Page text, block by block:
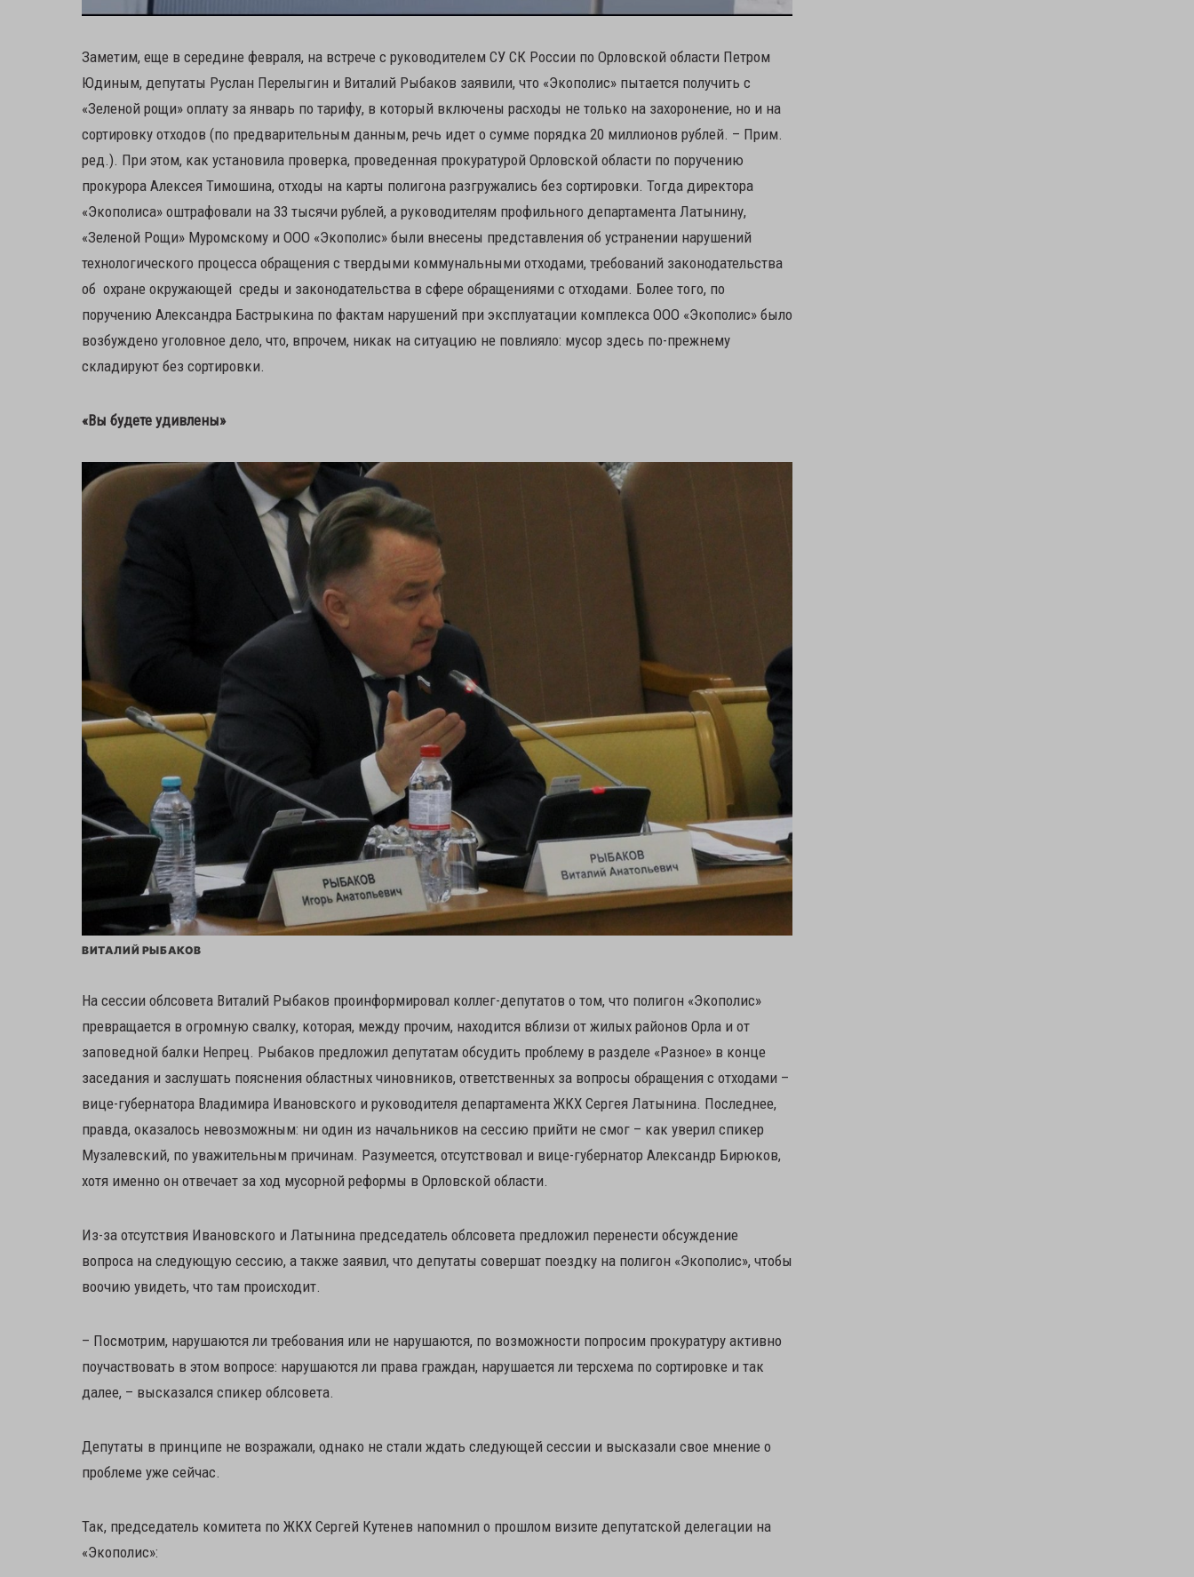
Заметим, еще в середине февраля, на встрече с руководителем СУ СК России по Орловской области Петром
Юдиным, депутаты Руслан Перелыгин и Виталий Рыбаков заявили, что «Экополис» пытается получить с
«Зеленой рощи» оплату за январь по тарифу, в который включены расходы не только на захоронение, но и на
сортировку отходов (по предварительным данным, речь идет о сумме порядка 20 миллионов рублей. – Прим.
ред.). При этом, как установила проверка, проведенная прокуратурой Орловской области по поручению
прокурора Алексея Тимошина, отходы на карты полигона разгружались без сортировки. Тогда директора
«Экополиса» оштрафовали на 33 тысячи рублей, а руководителям профильного департамента Латынину,
«Зеленой Рощи» Муромскому и ООО «Экополис» были внесены представления об устранении нарушений
технологического процесса обращения с твердыми коммунальными отходами, требований законодательства
об охране окружающей среды и законодательства в сфере обращениями с отходами. Более того, по
поручению Александра Бастрыкина по фактам нарушений при эксплуатации комплекса ООО «Экополис» было
возбуждено уголовное дело, что, впрочем, никак на ситуацию не повлияло: мусор здесь по-прежнему
складируют без сортировки.
«Вы будете удивлены»
ВИТАЛИЙ РЫБАКОВ
На сессии облсовета Виталий Рыбаков проинформировал коллег-депутатов о том, что полигон «Экополис»
превращается в огромную свалку, которая, между прочим, находится вблизи от жилых районов Орла и от
заповедной балки Непрец. Рыбаков предложил депутатам обсудить проблему в разделе «Разное» в конце
заседания и заслушать пояснения областных чиновников, ответственных за вопросы обращения с отходами –
вице-губернатора Владимира Ивановского и руководителя департамента ЖКХ Сергея Латынина. Последнее,
правда, оказалось невозможным: ни один из начальников на сессию прийти не смог – как уверил спикер
Музалевский, по уважительным причинам. Разумеется, отсутствовал и вице-губернатор Александр Бирюков,
хотя именно он отвечает за ход мусорной реформы в Орловской области.
Из-за отсутствия Ивановского и Латынина председатель облсовета предложил перенести обсуждение
вопроса на следующую сессию, а также заявил, что депутаты совершат поездку на полигон «Экополис», чтобы
воочию увидеть, что там происходит.
– Посмотрим, нарушаются ли требования или не нарушаются, по возможности попросим прокуратуру активно
поучаствовать в этом вопросе: нарушаются ли права граждан, нарушается ли терсхема по сортировке и так
далее, – высказался спикер облсовета.
Депутаты в принципе не возражали, однако не стали ждать следующей сессии и высказали свое мнение о
проблеме уже сейчас.
Так, председатель комитета по ЖКХ Сергей Кутенев напомнил о прошлом визите депутатской делегации на
«Экополис»: